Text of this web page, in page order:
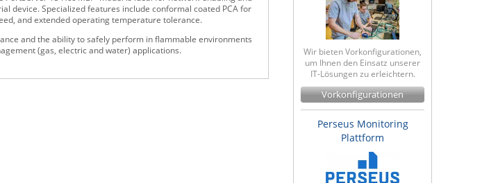
device. Specialized features include conformal coated PCA for
and extended operating temperature tolerance.
and the ability to safely perform in flammable environments
(gas, electric and water) applications.
Wir bieten Vorkonfigurationen,
um Ihnen den Einsatz unserer
IT-Lösungen zu erleichtern.
Vorkonfigurationen
Perseus Monitoring
Plattform